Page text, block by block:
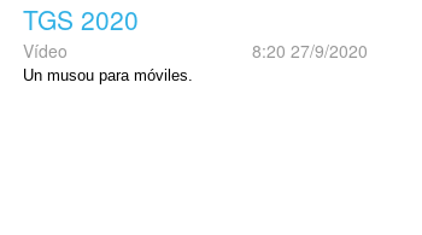
TGS 2020
Vídeo 8:20 27/9/2020
Un musou para móviles.